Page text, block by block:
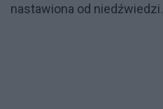
nastawiona od niedźwiedzi.